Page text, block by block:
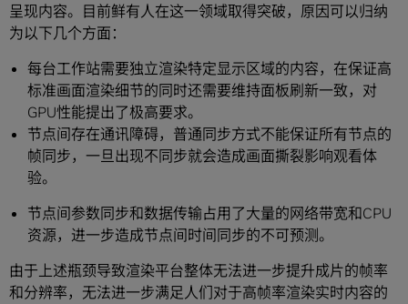
呈现内容。目前鲜有人在这一领域取得突破，原因可以归纳
为以下几个方面：
每台工作站需要独立渲染特定显示区域的内容，在保证高
标准画面渲染细节的同时还需要维持面板刷新一致，对
GPU性能提出了极高要求。
节点间存在通讯障碍，普通同步方式不能保证所有节点的
帧同步，一旦出现不同步就会造成画面撕裂影响观看体
验。
节点间参数同步和数据传输占用了大量的网络带宽和CPU
资源，进一步造成节点间时间同步的不可预测。
由于上述瓶颈导致渲染平台整体无法进一步提升成片的帧率
和分辨率，无法进一步满足人们对于高帧率渲染实时内容的